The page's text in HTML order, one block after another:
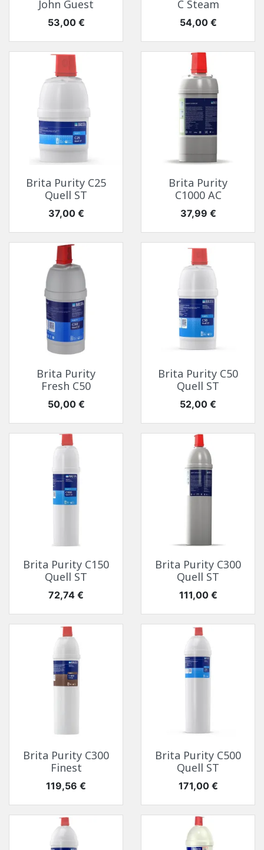
John Guest
Prix
53,00 €
C Steam
Prix
54,00 €
Brita Purity C25
Quell ST
Prix
37,00 €
Brita Purity
C1000 AC
Prix
37,99 €
Brita Purity
Fresh C50
Prix
50,00 €
Brita Purity C50
Quell ST
Prix
52,00 €
Brita Purity C150
Quell ST
Prix
72,74 €
Brita Purity C300
Quell ST
Prix
111,00 €
Brita Purity C300
Finest
Prix
119,56 €
Brita Purity C500
Quell ST
Prix
171,00 €